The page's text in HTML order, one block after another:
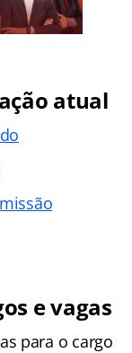
atual
e vagas
para o cargo